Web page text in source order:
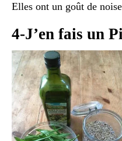
Elles ont un goût de
4-J’en fais un